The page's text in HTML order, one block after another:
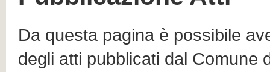
Da questa pagina è possibile
degli atti pubblicati dal Comune